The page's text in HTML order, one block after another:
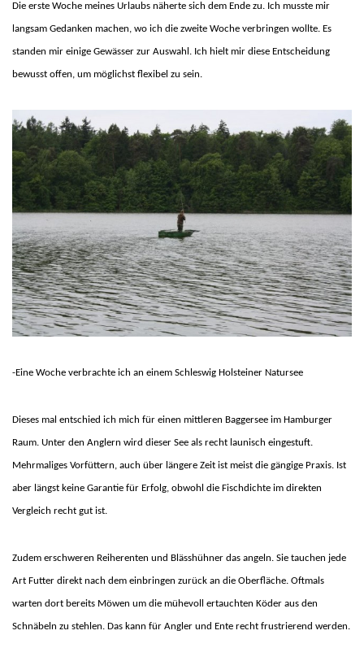
Die erste Woche meines Urlaubs näherte sich dem Ende zu. Ich musste mir
langsam Gedanken machen, wo ich die zweite Woche verbringen wollte. Es
standen mir einige Gewässer zur Auswahl. Ich hielt mir diese Entscheidung
bewusst offen, um möglichst flexibe l zu sein.
-Eine Woche verbrachte ich an einem Schleswig Holsteiner Natursee
Dieses mal entschied ich mich für einen mittleren Baggersee im Hamburger
Raum. Unter den Anglern wird dieser See als recht launisch eingestuft.
Mehrmaliges Vorfüttern, auch über längere Zeit ist meist die gängige Praxis. Ist
aber längst keine Garantie für Erfolg, obwohl die Fischdichte im direkten
Vergleich recht gut ist.
Zudem erschweren Reiherenten und Blässhühner das angeln. Sie tauchen jede
Art Futter direkt nach dem einbringen zurück an die Oberfläche. Oftmals
warten dort bereits Möwen um die mühevoll ertauchten Köder aus den
Schnäbeln zu stehlen. Das kann für Angler und Ente recht frustrierend werden.